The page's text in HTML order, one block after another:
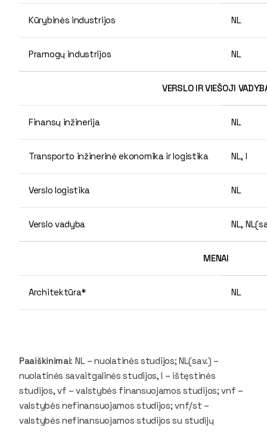
Kūrybinės industrijos NL
Pramogų industrijos NL
VERSLO IR VIEŠOJI
Finansų inžinerija NL
Transporto inžinerinė ekonomika ir logistika NL, I
Verslo logistika NL
Verslo vadyba NL,
MENAI
Architektūra* NL
Paaiškinimai: NL – nuolatinės studijos; NL(sav.) –
nuolatinės savaitgalinės studijos, I – ištęstinės
studijos, vf – valstybės finansuojamos studijos; vnf –
valstybės nefinansuojamos studijos; vnf/st –
valstybės nefinansuojamos studijos su studijų